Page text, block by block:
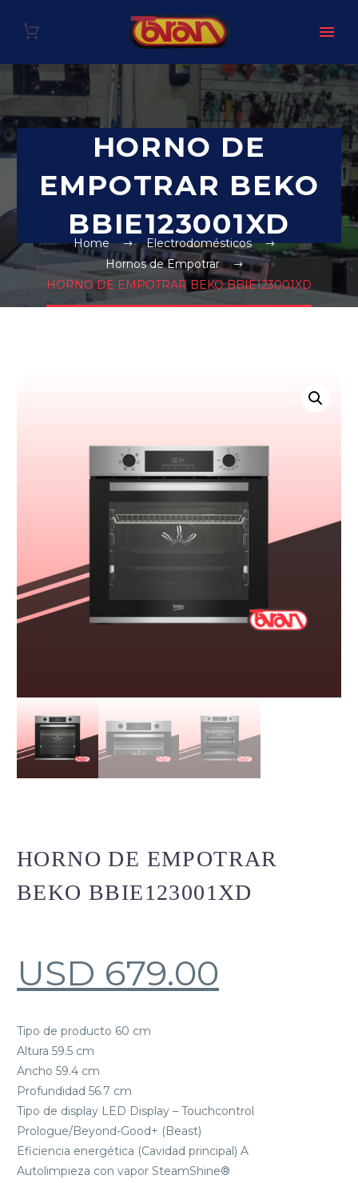
HORNO DE
EMPOTRAR BEKO
BBIE123001XD
Home
Electrodomésticos
Hornos de Empotrar
HORNO DE EMPOTRAR BEKO BBIE123001XD
HORNO DE EMPOTRAR
BEKO BBIE123001XD
USD 679.00
Tipo de producto 60 cm
Altura 59.5 cm
Ancho 59.4 cm
Profundidad 56.7 cm
Tipo de display LED Display – Touchcontrol
Prologue/Beyond-Good+ (Beast)
Eficiencia energética (Cavidad principal) A
Autolimpieza con vapor SteamShine®